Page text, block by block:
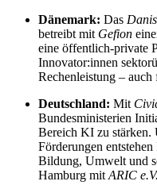
Dänemark: Das
betreibt mit Gefion
eine öffentlich-private
Innovator:innen
Rechenleistung –
Deutschland: Mit
Bundesministerien
Bereich KI zu stärken.
Förderungen
Bildung, Umwelt und
Hamburg mit ARIC